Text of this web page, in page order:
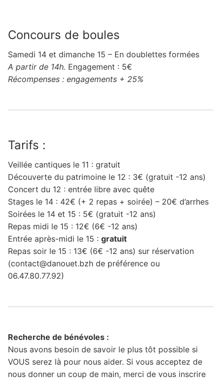
Concours de boules
Samedi 14 et dimanche 15 – En doublettes formées
A partir de 14h. Engagement : 5€
Récompenses : engagements + 25%
Tarifs :
Veillée cantiques le 11 : gratuit
Découverte du patrimoine le 12 : 3€ (gratuit -12 ans)
Concert du 12 : entrée libre avec quête
Stages le 14 : 42€ (+ 2 repas + soirée) – 20€ d’arrhes
Soirées le 14 et 15 : 5€ (gratuit -12 ans)
Repas midi le 15 : 12€ (6€ -12 ans)
Entrée après-midi le 15 : gratuit
Repas soir le 15 : 13€ (6€ -12 ans) sur réservation
(contact@danouet.bzh de préférence ou
06.47.80.77.92)
Recherche de bénévoles :
Nous avons besoin de savoir le plus tôt possible si
VOUS serez là pour nous aider. Si vous acceptez de
nous donner un coup de main, merci de vous inscrire